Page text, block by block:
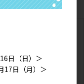
日（日）＞
日（月）＞